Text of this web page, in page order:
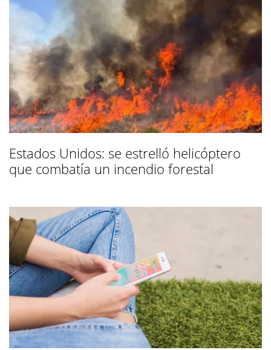
Estados Unidos: se estrelló helicóptero
que combatía un incendio forestal